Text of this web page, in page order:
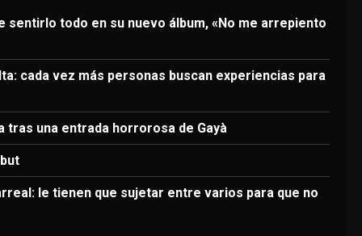
tras una entrada horrorosa
Agosto 9, 2026
doblete al Chelsea de Xabi
Alonso tras dos derrotas
sentirlo todo en su nuevo álbum, «No me arrepiento
cada vez más personas buscan experiencias para
tras una entrada horrorosa de Gayà
le tienen que sujetar entre varios para que no